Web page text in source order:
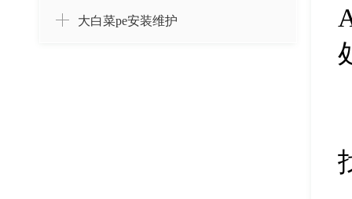
大白菜pe安装维护